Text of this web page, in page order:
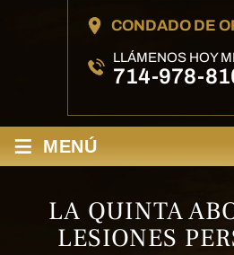
CONDADO DE
LLÁMENOS HOY
714-978-
≡ MENÚ
LA QUINTA
LESIONES